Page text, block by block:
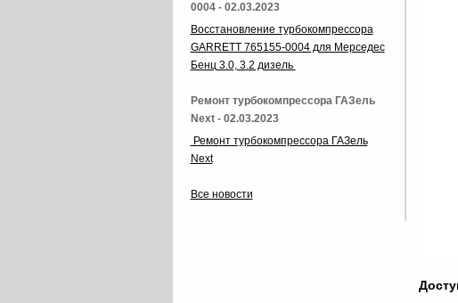
0004 - 02.03.2023
Восстановление турбокомпрессора
GARRETT 765155-0004 для Мерседес
Бенц 3.0, 3.2 дизель
Ремонт турбокомпрессора ГАЗель
Next - 02.03.2023
Ремонт турбокомпрессора ГАЗель
Next
Все новости